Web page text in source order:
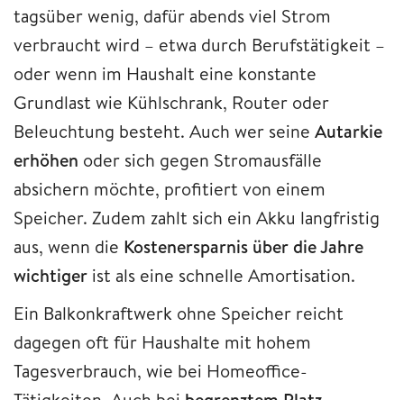
tagsüber wenig, dafür abends viel Strom
verbraucht wird – etwa durch Berufstätigkeit –
oder wenn im Haushalt eine konstante
Grundlast wie Kühlschrank, Router oder
Beleuchtung besteht. Auch wer seine Autarkie
erhöhen oder sich gegen Stromausfälle
absichern möchte, profitiert von einem
Speicher. Zudem zahlt sich ein Akku langfristig
aus, wenn die Kostenersparnis über die Jahre
wichtiger ist als eine schnelle Amortisation.
Ein Balkonkraftwerk ohne Speicher reicht
dagegen oft für Haushalte mit hohem
Tagesverbrauch, wie bei Homeoffice-